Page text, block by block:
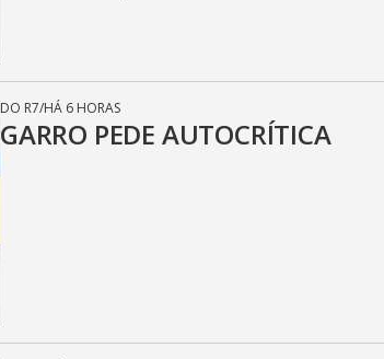
DO R7/HÁ 6 HORAS
GARRO PEDE AUTOCRÍTICA